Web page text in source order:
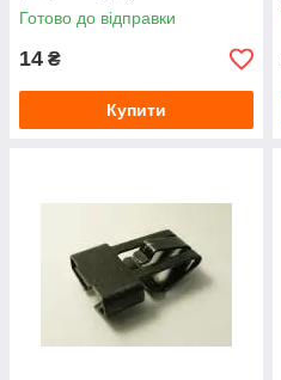
Готово до відправки
14 ₴
Купити